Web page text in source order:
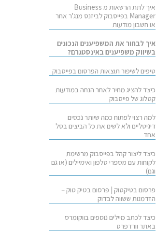
איך לתת הרשאות מ Business
Manager בפייסבוק לביזנס מנג'ר אחר
או חשבון מודעות
איך לבחור את המשפיענים הנכונים
בשיווק משפיענים באינסטגרם?
טיפים לשיפור תוצאות הפרסום בפייסבוק
כיצד להציג מחיר לאחר הנחה במודעות
קטלוג של פייסבוק
למה רצוי לפתוח כמה שיותר נכסים
דיגיטליים ולא לשים את כל הביצים בסל
אחד
כיצד ליצור קהל בפייסבוק מרשימת
לקוחות עם מספרי טלפון ואימיילים (או גם
וגם)
פרסום בטיקטוק | פרסום בטיק טוק –
הזדמנות ששווה לבדוק
כיצד לכתב מיילים נוספים בווקומרס
באתר וורדפרס